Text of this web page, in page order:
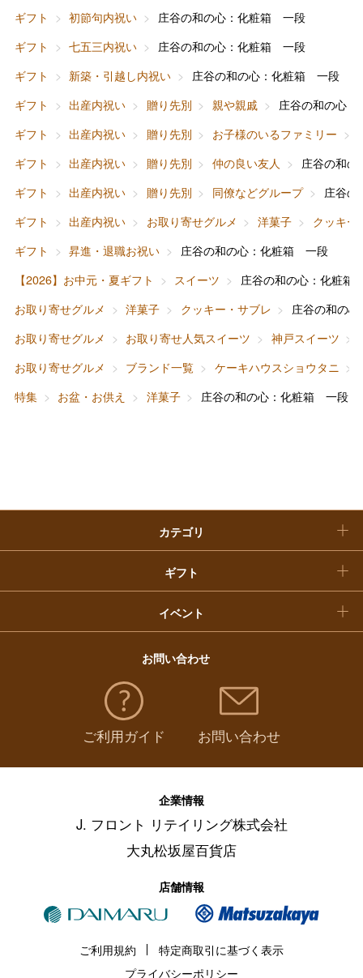
ギフト
初節句内祝い
庄谷の和の心：化粧箱 一段
ギフト
七五三内祝い
庄谷の和の心：化粧箱 一段
ギフト
新築・引越し内祝い
庄谷の和の心：化粧箱 一段
ギフト
出産内祝い 贈り先別 親や親戚
庄谷の和の心
ギフト
出産内祝い 贈り先別 お子様のいるファミリー
ギフト
出産内祝い 贈り先別 仲の良い友人
庄谷の和
ギフト
出産内祝い 贈り先別 同僚などグループ
庄谷
ギフト
出産内祝い お取り寄せグルメ 洋菓子
クッキー
ギフト
昇進・退職お祝い
庄谷の和の心：化粧箱 一段
【2026】お中元・夏ギフト
スイーツ
庄谷の和の心：化粧
お取り寄せグルメ
洋菓子 クッキー・サブレ
庄谷の和の
お取り寄せグルメ
お取り寄せ人気スイーツ 神戸スイーツ
お取り寄せグルメ
ブランド一覧 ケーキハウスショウタニ
特集
お盆・お供え 洋菓子 庄谷の和の心：化粧箱 一段
カテゴリ
フード＆スイーツ
ファッション
ホーム＆インテリア
ベビー＆キッズ
ギフト
出産内祝い
結婚内祝い
お香典返し
快気祝い
イベント
バレンタインチョコレート
ホワイトデー
母の日
父の日
お中元
敬老の日
福袋
お問い合わせ
ご利用ガイド お問い合わせ
企業情報
J. フロント リテイリング株式会社
大丸松坂屋百貨店
店舗情報
ご利用規約
特定商取引に基づく表示
プライバシーポリシー